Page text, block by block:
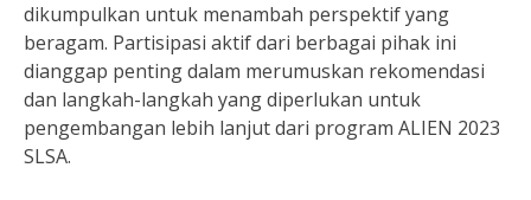
dikumpulkan untuk menambah perspektif yang
beragam. Partisipasi aktif dari berbagai pihak ini
dianggap penting dalam merumuskan rekomendasi
dan langkah-langkah yang diperlukan untuk
pengembangan lebih lanjut dari program ALIEN 2023
SLSA.